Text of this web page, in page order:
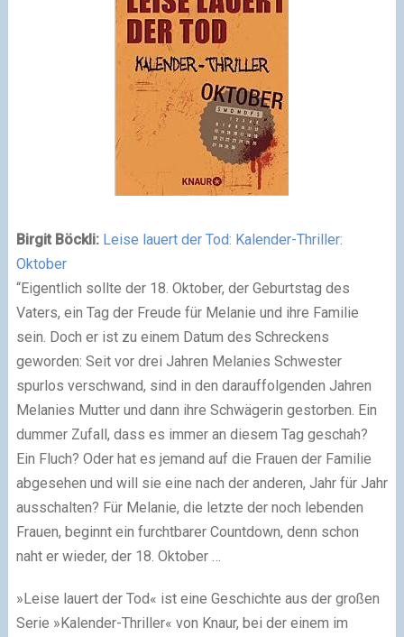
Birgit Böckli: Leise lauert der Tod: Kalender-Thriller:
Oktober
“Eigentlich sollte der 18. Oktober, der Geburtstag des
Vaters, ein Tag der Freude für Melanie und ihre Familie
sein. Doch er ist zu einem Datum des Schreckens
geworden: Seit vor drei Jahren Melanies Schwester
spurlos verschwand, sind in den darauffolgenden Jahren
Melanies Mutter und dann ihre Schwägerin gestorben. Ein
dummer Zufall, dass es immer an diesem Tag geschah?
Ein Fluch? Oder hat es jemand auf die Frauen der Familie
abgesehen und will sie eine nach der anderen, Jahr für Jahr
ausschalten? Für Melanie, die letzte der noch lebenden
Frauen, beginnt ein furchtbarer Countdown, denn schon
naht er wieder, der 18. Oktober …
»Leise lauert der Tod« ist eine Geschichte aus der großen
Serie »Kalender-Thriller« von Knaur, bei der einem im